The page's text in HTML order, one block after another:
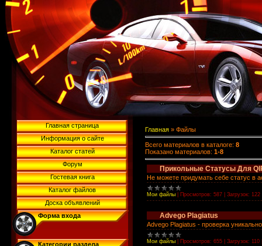
Главная страница
Информация о сайте
Каталог статей
Форум
Гостевая книга
Каталог файлов
Доска объявлений
Форма входа
Категории раздела
Главная » Файлы
Всего материалов в каталоге: 8
Показано материалов: 1-8
Прикольные Статусы Для
Не можете придумать себе статус в
Мои файлы Просмотров: 587 Загрузок: 122
Аdvego Рlagiatus
Advego Plagiatus - проверка
Мои файлы Просмотров: 655 Загрузок: 110